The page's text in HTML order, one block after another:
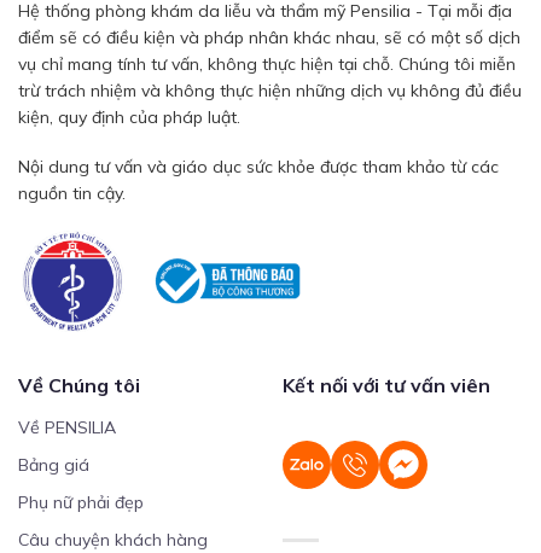
Hệ thống phòng khám da liễu và thẩm mỹ Pensilia - Tại mỗi địa
điểm sẽ có điều kiện và pháp nhân khác nhau, sẽ có một số dịch
vụ chỉ mang tính tư vấn, không thực hiện tại chỗ. Chúng tôi miễn
trừ trách nhiệm và không thực hiện những dịch vụ không đủ điều
kiện, quy định của pháp luật.
Nội dung tư vấn và giáo dục sức khỏe được tham khảo từ các
nguồn tin cậy.
Về Chúng tôi
Về PENSILIA
Bảng giá
Phụ nữ phải đẹp
Câu chuyện khách hàng
Kết nối với tư vấn viên